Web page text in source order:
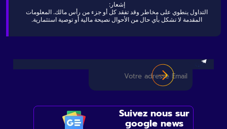
إشعار:
التداول ينطوي على مخاطر وقد تفقد كل أو جزء من رأس مالك. المعلومات
المقدمة لا تشكل بأي حال من الأحوال نصيحة مالية أو توصية استثمارية.
Suivez nous sur
google news